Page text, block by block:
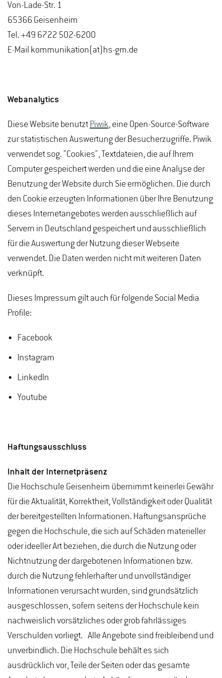
Von-Lade-Str. 1
65366 Geisenheim
Tel. +49 6722 502-6200
E-Mail kommunikation(at)hs-gm.de
Webanalytics
Diese Website benutzt Piwik, eine Open-Source-Software
zur statistischen Auswertung der Besucherzugriffe. Piwik
verwendet sog. "Cookies", Textdateien, die auf Ihrem
Computer gespeichert werden und die eine Analyse der
Benutzung der Website durch Sie ermöglichen. Die durch
den Cookie erzeugten Informationen über Ihre Benutzung
dieses Internetangebotes werden ausschließlich auf
Servern in Deutschland gespeichert und ausschließlich
für die Auswertung der Nutzung dieser Webseite
verwendet. Die Daten werden nicht mit weiteren Daten
verknüpft.
Dieses Impressum gilt auch für folgende Social Media
Profile:
Facebook
Instagram
LinkedIn
Youtube
Haftungsausschluss
Inhalt der Internetpräsenz
Die Hochschule Geisenheim übernimmt keinerlei Gewähr
für die Aktualität, Korrektheit, Vollständigkeit oder Qualität
der bereitgestellten Informationen. Haftungsansprüche
gegen die Hochschule, die sich auf Schäden materieller
oder ideeller Art beziehen, die durch die Nutzung oder
Nichtnutzung der dargebotenen Informationen bzw.
durch die Nutzung fehlerhafter und unvollständiger
Informationen verursacht wurden, sind grundsätzlich
ausgeschlossen, sofern seitens der Hochschule kein
nachweislich vorsätzliches oder grob fahrlässiges
Verschulden vorliegt. Alle Angebote sind freibleibend und
unverbindlich. Die Hochschule behält es sich
ausdrücklich vor, Teile der Seiten oder das gesamte